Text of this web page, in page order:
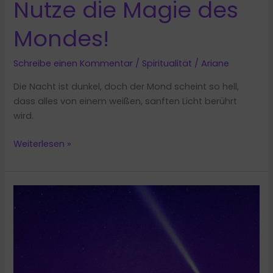
Nutze die Magie des
Mondes!
Schreibe einen Kommentar / Spiritualität / Ariane
Die Nacht ist dunkel, doch der Mond scheint so hell,
dass alles von einem weißen, sanften Licht berührt
wird.
Die
Rituale
Weiterlesen »